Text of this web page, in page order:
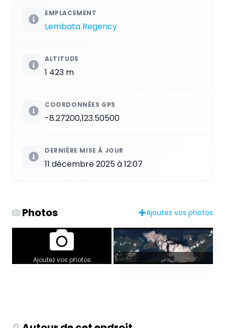
EMPLACEMENT
Lembata Regency
ALTITUDE
1 423 m
COORDONNÉES GPS
-8.27200,123.50500
DERNIÈRE MISE À JOUR
11 décembre 2025 à 12:07
Photos Ajoutez vos photos
Ajoutez vos photos